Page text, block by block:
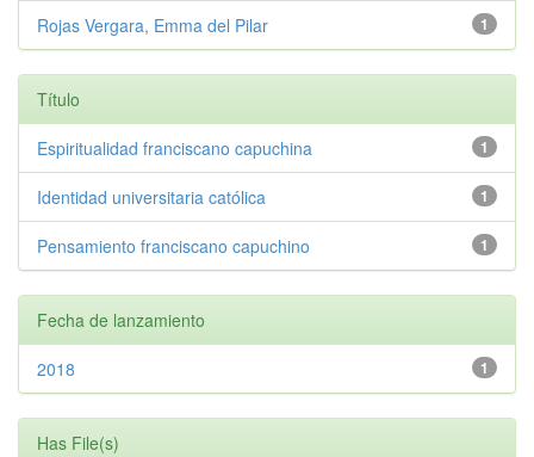
1
Rojas Vergara, Emma del Pilar
Título
1
Espiritualidad franciscano capuchina
1
Identidad universitaria católica
1
Pensamiento franciscano capuchino
Fecha de lanzamiento
1
2018
Has File(s)